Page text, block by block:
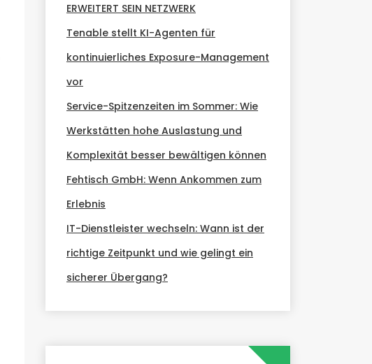
ERWEITERT SEIN NETZWERK
Tenable stellt KI-Agenten für
kontinuierliches Exposure-Management
vor
Service-Spitzenzeiten im Sommer: Wie
Werkstätten hohe Auslastung und
Komplexität besser bewältigen können
Fehtisch GmbH: Wenn Ankommen zum
Erlebnis
IT-Dienstleister wechseln: Wann ist der
richtige Zeitpunkt und wie gelingt ein
sicherer Übergang?